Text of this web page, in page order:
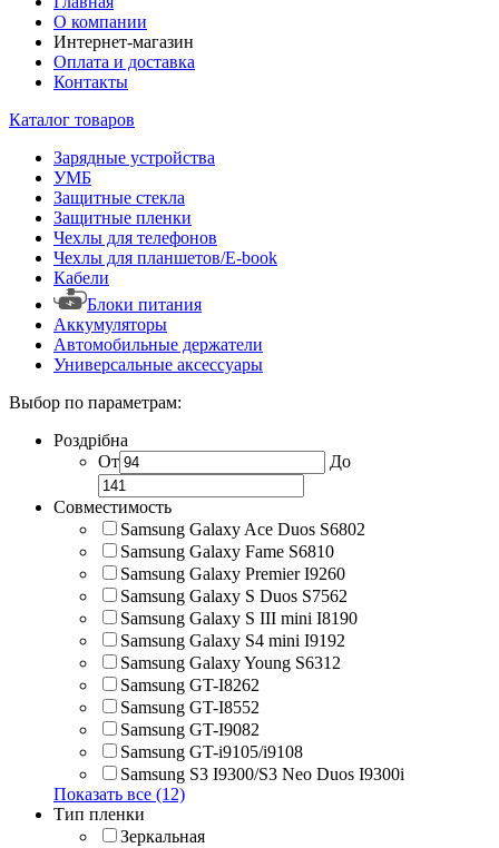
О компании
Интернет-магазин
Оплата и доставка
Контакты
Каталог товаров
Зарядные устройства
УМБ
Защитные стекла
Защитные пленки
Чехлы для телефонов
Чехлы для планшетов/E-book
Кабели
Блоки питания
Аккумуляторы
Автомобильные держатели
Универсальные аксессуары
Выбор по параметрам:
Роздрібна
От
До
Совместимость
Samsung Galaxy Ace Duos S6802
Samsung Galaxy Fame S6810
Samsung Galaxy Premier I9260
Samsung Galaxy S Duos S7562
Samsung Galaxy S III mini I8190
Samsung Galaxy S4 mini I9192
Samsung Galaxy Young S6312
Samsung GT-I8262
Samsung GT-I8552
Samsung GT-I9082
Samsung GT-i9105/i9108
Samsung S3 I9300/S3 Neo Duos I9300i
Показать все (12)
Тип пленки
Зеркальная